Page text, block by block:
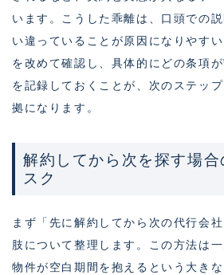
います。こうした乖離は、口頭での
い違っていることが原因になりやす
を改めて確認し、具体的にどの条項
を記録しておくことが、次のステッ
拠になります。
解約してから次を探す場合
スク
まず「先に解約してから次の代行会
肢について整理します。この方法は一
物件が空白期間を抱えるという大きな